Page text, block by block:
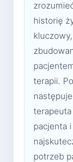
historię
terapii.
pacjenta
potrzeb